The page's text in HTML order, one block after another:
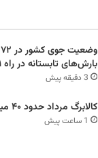
بارش‌های تابستانه در راه ۱۱ استان
3 دقیقه پیش
کالابرگ مرداد حدود ۴۰‌ میلیون نفر شارژ شد
1 ساعت پیش